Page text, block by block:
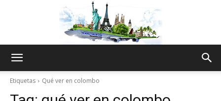
Etiquetas Qué ver en colombo